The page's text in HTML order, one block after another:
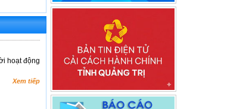
hoạt động
Xem tiếp